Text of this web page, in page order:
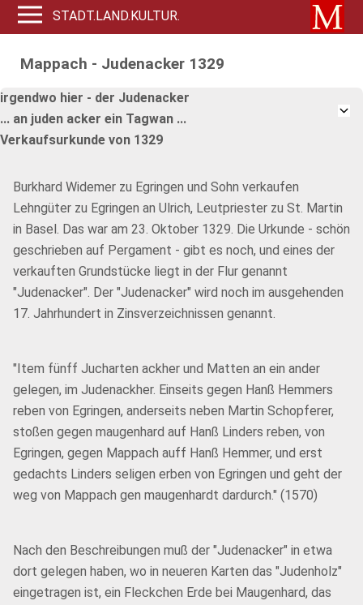
STADT.LAND.KULTUR.
Mappach - Judenacker 1329
irgendwo hier - der Judenacker
... an juden acker ein Tagwan ...
Verkaufsurkunde von 1329
Burkhard Widemer zu Egringen und Sohn verkaufen
Lehngüter zu Egringen an Ulrich, Leutpriester zu St. Martin
in Basel. Das war am 23. Oktober 1329. Die Urkunde - schön
geschrieben auf Pergament - gibt es noch, und eines der
verkauften Grundstücke liegt in der Flur genannt
"Judenacker". Der "Judenacker" wird noch im ausgehenden
17. Jahrhundert in Zinsverzeichnissen genannt.
"Item fünff Jucharten ackher und Matten an ein ander
gelegen, im Judenackher. Einseits gegen Hanß Hemmers
reben von Egringen, anderseits neben Martin Schopferer,
stoßen gegen maugenhard auf Hanß Linders reben, von
Egringen, gegen Mappach auff Hanß Hemmer, und erst
gedachts Linders seligen erben von Egringen und geht der
weg von Mappach gen maugenhardt dardurch." (1570)
Nach den Beschreibungen muß der "Judenacker" in etwa
dort gelegen haben, wo in neueren Karten das "Judenholz"
eingetragen ist, ein Fleckchen Erde bei Maugenhard, das